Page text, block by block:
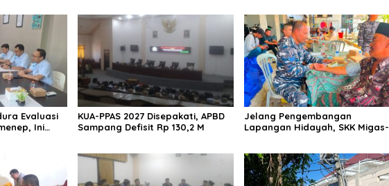
Evaluasi
Ini
KUA-PPAS 2027 Disepakati, APBD
Sampang Defisit Rp 130,2 M
Jelang Pengembangan
Lapangan Hidayah, SKK Migas-
Sampang